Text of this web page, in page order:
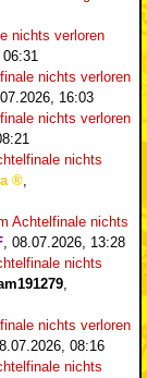
nichts verloren
nichts verloren
16:03
nichts verloren
nichts
,
Achtelfinale nichts
, 08.07.2026, 13:28
nichts
,
nichts verloren
08:16
nichts